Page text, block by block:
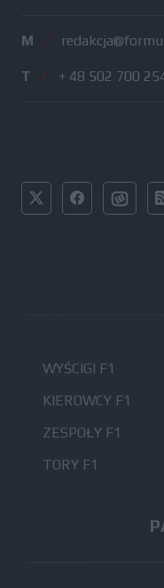
M /
T / + 48 502 700
WYŚCIGI F1
KIEROWCY F1
ZESPOŁY F1
TORY F1